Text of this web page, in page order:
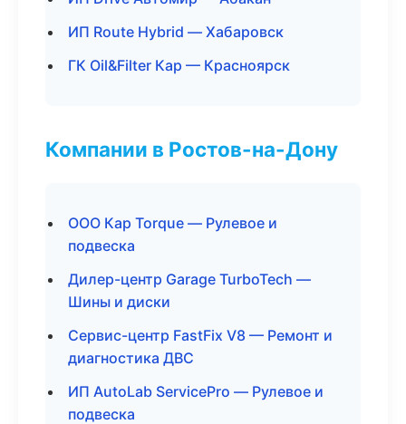
ИП Route Hybrid — Хабаровск
ГК Oil&Filter Кар — Красноярск
Компании в Ростов-на-Дону
ООО Кар Torque — Рулевое и
подвеска
Дилер-центр Garage TurboTech —
Шины и диски
Сервис-центр FastFix V8 — Ремонт и
диагностика ДВС
ИП AutoLab ServicePro — Рулевое и
подвеска